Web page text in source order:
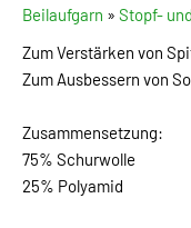
Beilaufgarn » Stopf-
Zum Verstärken von
Zum Ausbessern von
Zusammensetzung:
75% Schurwolle
25% Polyamid